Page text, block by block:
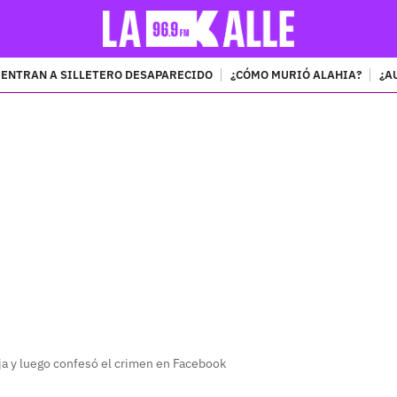
A SILLETERO DESAPARECIDO ¿CÓMO MURIÓ ALAHIA?
y luego confesó el crimen en Facebook